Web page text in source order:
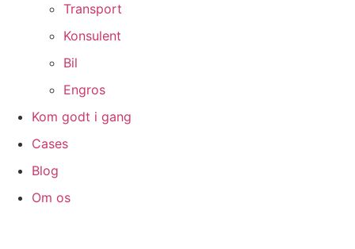
Transport
Konsulent
Bil
Engros
Kom godt i gang
Cases
Blog
Om os